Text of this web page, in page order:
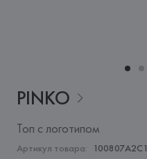
PINKO
Топ с логотипом
Артикул товара: 100807A2C1